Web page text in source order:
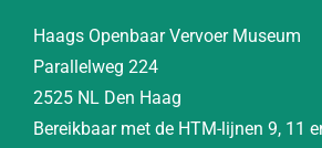
Haags Openbaar Vervoer Museum
Parallelweg 224
2525 NL Den Haag
Bereikbaar met de HTM-lijnen 9, 11